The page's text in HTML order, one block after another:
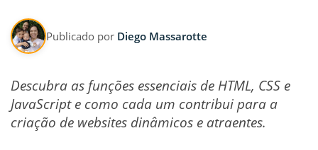
Publicado por Diego Massarotte
Descubra as funções essenciais de HTML, CSS e
JavaScript e como cada um contribui para a
criação de websites dinâmicos e atraentes.